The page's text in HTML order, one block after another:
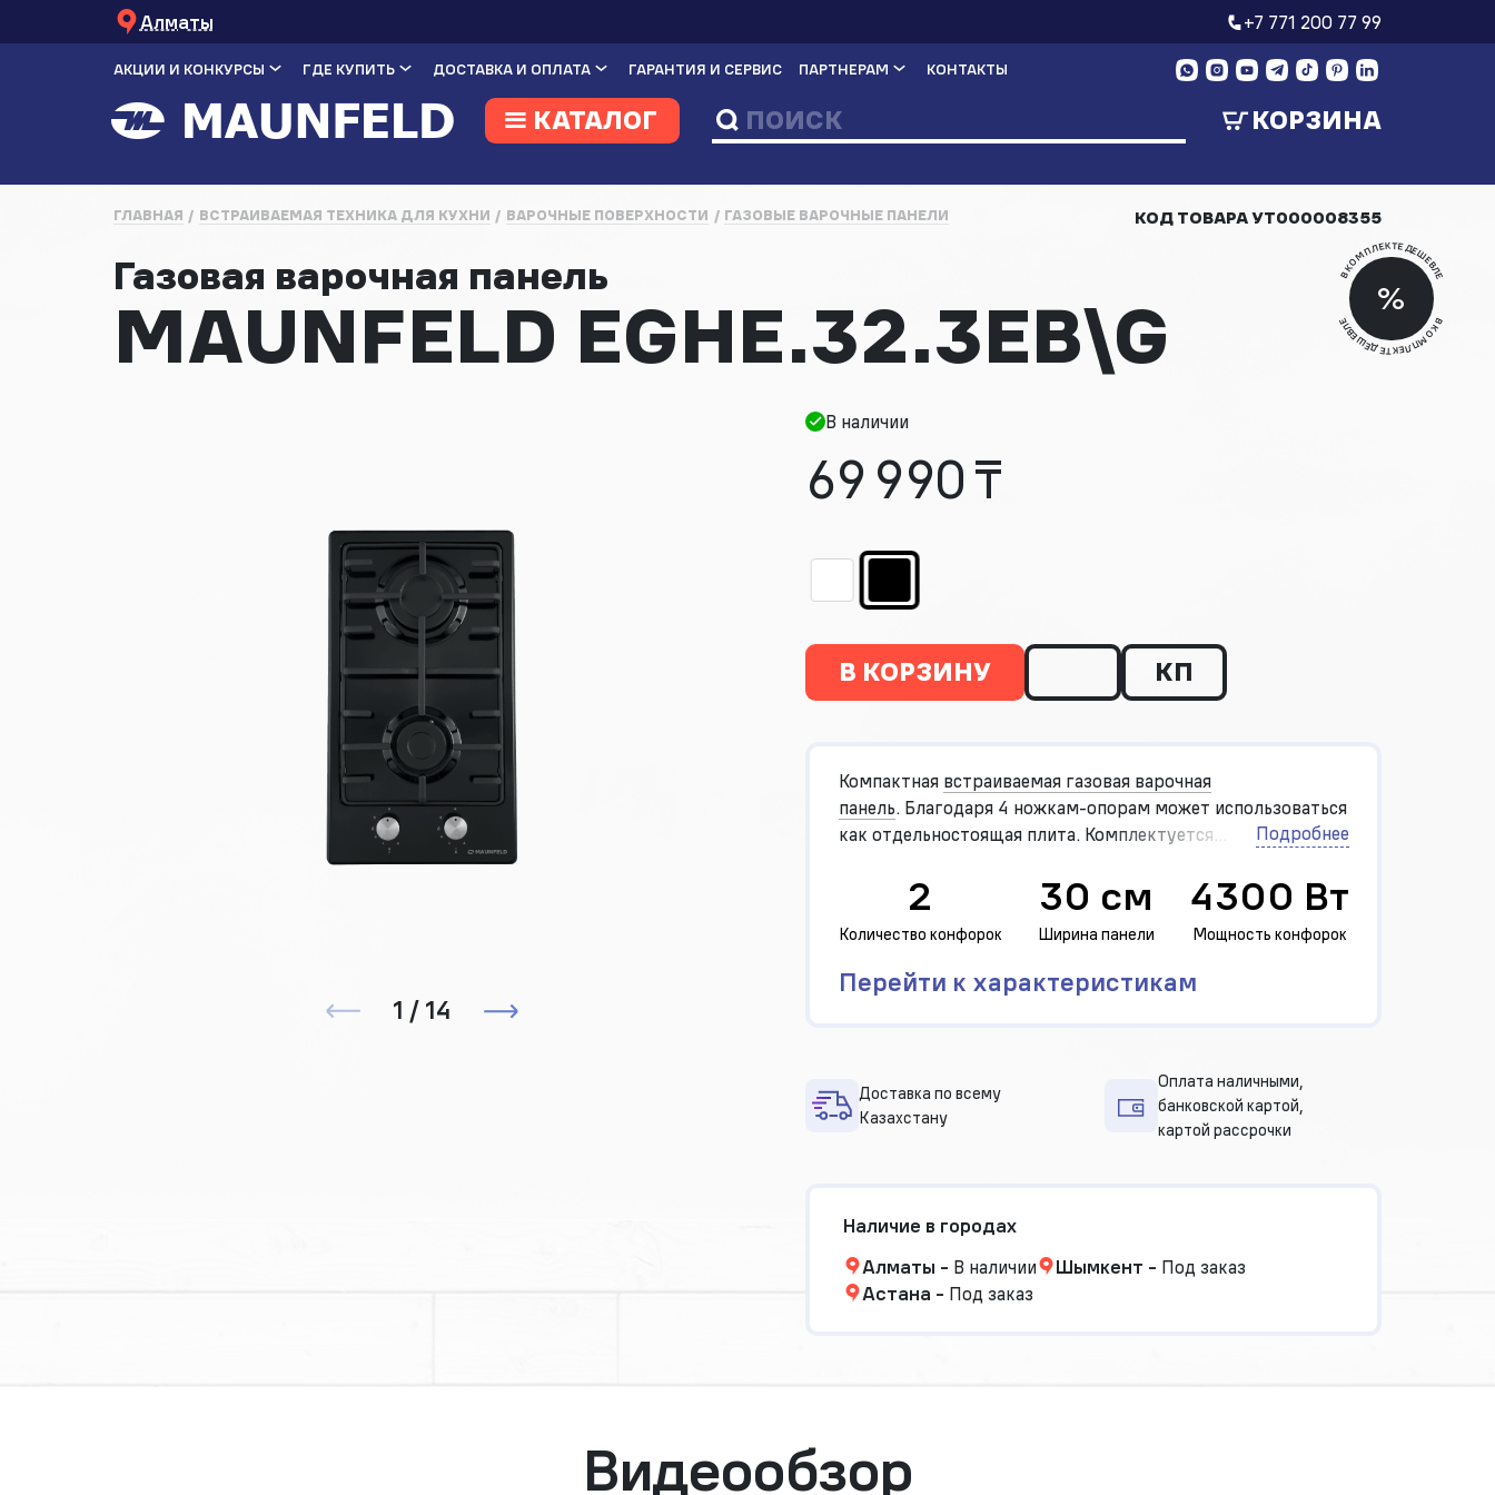
Алматы +7 771 200 77 99
АКЦИИ И КОНКУРСЫ ГДЕ КУПИТЬ ДОСТАВКА И ОПЛАТА ГАРАНТИЯ И СЕРВИС ПАРТНЕРАМ КОНТАКТЫ
КАТАЛОГ КОРЗИНА
%
В КОМПЛЕКТЕ ДЕШЕВЛЕ
В КОМПЛЕКТЕ ДЕШЕВЛЕ
ГЛАВНАЯ ВСТРАИВАЕМАЯ ТЕХНИКА ДЛЯ КУХНИ ВАРОЧНЫЕ ПОВЕРХНОСТИ ГАЗОВЫЕ ВАРОЧНЫЕ ПАНЕЛИ КОД ТОВАРАУТ000008355
Газовая варочная панель
MAUNFELD EGHE.32.3EB\G
1 / 14
В наличии
69 990 ₸
В КОРЗИНУ КП
Компактная встраиваемая газовая варочная
панель. Благодаря 4 ножкам-опорам может использоваться
как отдельностоящая плита. Комплектуется
Подробнее
2
Количество конфорок
30 см
Ширина панели
4300 Вт
Мощность конфорок
Перейти к характеристикам
Доставка по всему
Казахстану
Оплата наличными,
банковской картой,
картой рассрочки
Наличие в городах
Алматы - В наличии Шымкент - Под заказ
Астана - Под заказ
Видеообзор